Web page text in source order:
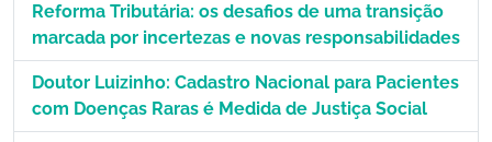
Reforma Tributária: os desafios de uma transição
marcada por incertezas e novas responsabilidades
Doutor Luizinho: Cadastro Nacional para Pacientes
com Doenças Raras é Medida de Justiça Social